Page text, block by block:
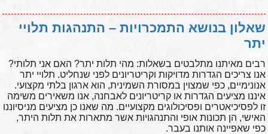
שאלון בנושא התמכרויות – התנהגות תלויי
יתר
רבים מאיתנו מתלבטים בשאלות: מהי תלות יתר? האם אני תלותי?
אנו צריכים הגדרות מדויקות וקריטריונים לפני שנחליט. תלויי יתר
אנונימיים, כפי שמצוין במסורת השמינית, הוא ארגון בלתי מקצועי.
איננו מציעים הגדרות או קריטריונים לאבחנה, אנו משאירים משימה
זו לפסיכיאטרים ופסיכולוגים מקצועיים. מה שאנו כן מציעים מניסיוננו
האישי, הן תכונות אופי והתנהגויות אשר מתארות את תלות היתר,
כפי שאפיינה אותנו בעבר.